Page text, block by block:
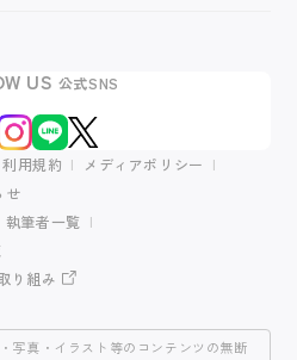
US 公式SNS
利用規約
メディアポリシー
せ
執筆者一覧
り組み
写真・イラスト等のコンテンツの無断